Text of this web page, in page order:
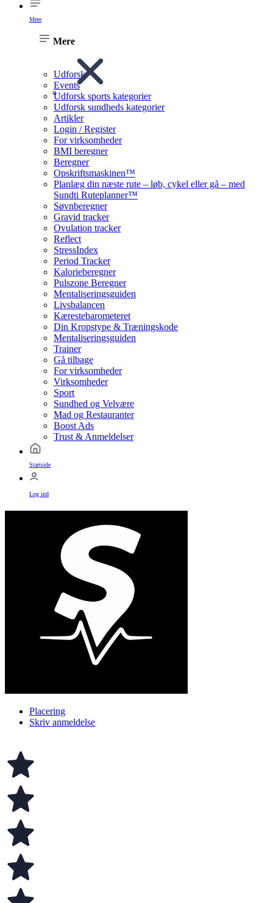
Mere
Mere
Udforsk
Events
Udforsk sports kategorier
Udforsk sundheds kategorier
Artikler
Login / Register
For virksomheder
BMI beregner
Beregner
Opskriftsmaskinen™
Planlæg din næste rute – løb, cykel eller gå – med
Sundti Ruteplanner™
Søvnberegner
Gravid tracker
Ovulation tracker
Reflect
StressIndex
Period Tracker
Kalorieberegner
Pulszone Beregner
Mentaliseringsguiden
Livsbalancen
Kærestebarometeret
Din Kropstype & Træningskode
Mentaliseringsguiden
Trainer
Gå tilbage
For virksomheder
Virksomheder
Sport
Sundhed og Velvære
Mad og Restauranter
Boost Ads
Trust & Anmeldelser
Startside
Log ind
Placering
Skriv anmeldelse